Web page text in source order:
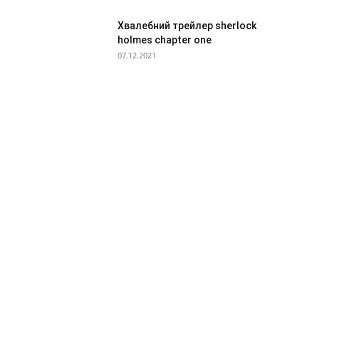
Хвалебний трейлер sherlock
holmes chapter one
07.12.2021